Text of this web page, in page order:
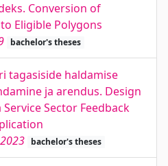
Conversion of
Eligible Polygons
bachelor's theses
tagasiside haldamise
ja arendus. Design
Sector Feedback
bachelor's theses